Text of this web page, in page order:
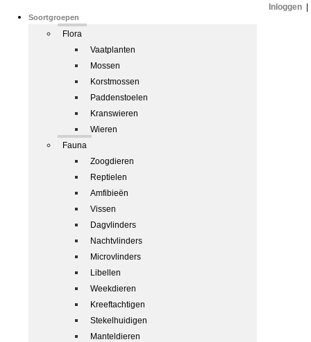
Soortgroepen
Flora
Vaatplanten
Mossen
Korstmossen
Paddenstoelen
Kranswieren
Wieren
Fauna
Zoogdieren
Reptielen
Amfibieën
Vissen
Dagvlinders
Nachtvlinders
Microvlinders
Libellen
Weekdieren
Kreeftachtigen
Stekelhuidigen
Manteldieren
Inloggen